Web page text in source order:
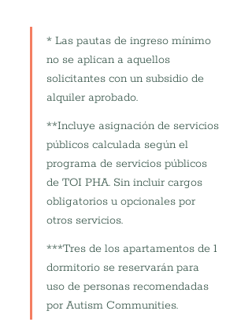
* Las pautas de ingreso mínimo
no se aplican a aquellos
solicitantes con un subsidio de
alquiler aprobado.
**Incluye asignación de servicios
públicos calculada según el
programa de servicios públicos
de TOI PHA. Sin incluir cargos
obligatorios u opcionales por
otros servicios.
***Tres de los apartamentos de 1
dormitorio se reservarán para
uso de personas recomendadas
por Autism Communities.